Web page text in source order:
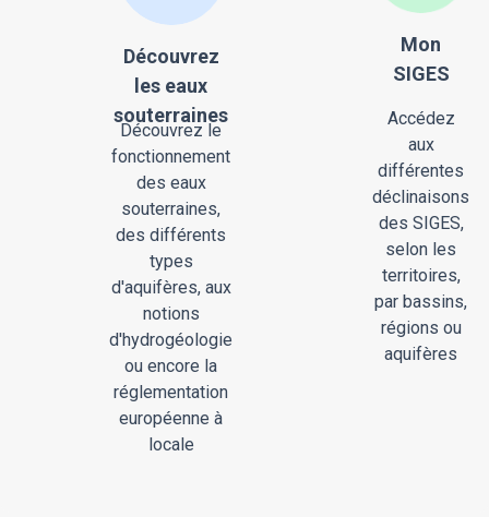
Découvrez
les eaux
souterraines
Découvrez le
fonctionnement
des eaux
souterraines,
des différents
types
d'aquifères, aux
notions
d'hydrogéologie
ou encore la
réglementation
européenne à
locale
Mon
SIGES
Accédez
aux
différentes
déclinaisons
des SIGES,
selon les
territoires,
par bassins,
régions ou
aquifères